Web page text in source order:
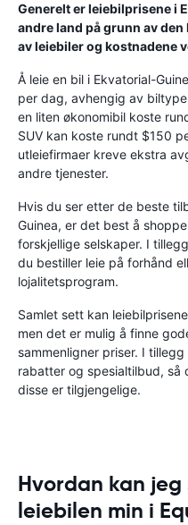
Generelt er leiebilprisene i
andre land på grunn av
av leiebiler og kostnadene
Å leie en bil i Ekvatorial-
per dag, avhengig av
en liten økonomibil koste
SUV kan koste rundt $150
utleiefirmaer kreve ekstra
andre tjenester.
Hvis du ser etter de beste
Guinea, er det best å
forskjellige selskaper. I
du bestiller leie på forhånd
lojalitetsprogram.
Samlet sett kan
men det er mulig å finne
sammenligner priser. I
rabatter og spesialtilbud, så
disse er tilgjengelige.
Hvordan kan
leiebilen min i